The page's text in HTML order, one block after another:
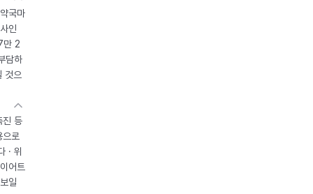
국마
인
만 2
담하
것으
진 등
로
· 위
어트
일